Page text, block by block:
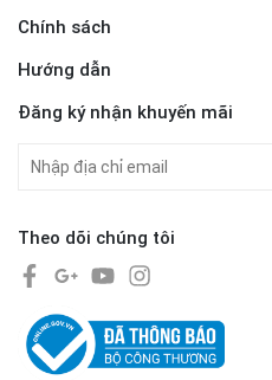
Chính sách
Hướng dẫn
Đăng ký nhận khuyến mãi
Theo dõi chúng tôi